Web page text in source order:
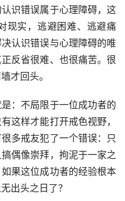
识错误属于心理障碍，这
现实，逃避困难、逃避痛
认识错误与心理障碍的唯
反省很难、也很痛苦。很
才回头。
：不局限于一位成功者的
这样才能打开戒色视野，
多戒友犯了一个错误：只
偶像崇拜，拘泥于一家之
果这位成功者的经验根本
出头之日了？